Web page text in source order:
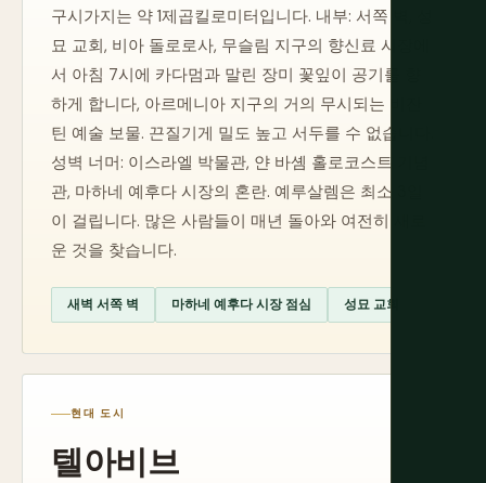
구시가지는 약 1제곱킬로미터입니다. 내부: 서쪽 벽, 성
묘 교회, 비아 돌로로사, 무슬림 지구의 향신료 시장에
서 아침 7시에 카다멈과 말린 장미 꽃잎이 공기를 향
하게 합니다, 아르메니아 지구의 거의 무시되는 비잔
틴 예술 보물. 끈질기게 밀도 높고 서두를 수 없습니다.
성벽 너머: 이스라엘 박물관, 얀 바솀 홀로코스트 기념
관, 마하네 예후다 시장의 혼란. 예루살렘은 최소 3일
이 걸립니다. 많은 사람들이 매년 돌아와 여전히 새로
운 것을 찾습니다.
새벽 서쪽 벽 마하네 예후다 시장 점심 성묘 교회
현대 도시
텔아비브